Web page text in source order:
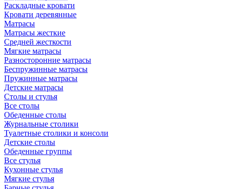
Раскладные кровати
Кровати деревянные
Матрасы
Матрасы жесткие
Средней жесткости
Мягкие матрасы
Разносторонние матрасы
Беспружинные матрасы
Пружинные матрасы
Детские матрасы
Столы и стулья
Все столы
Обеденные столы
Журнальные столики
Туалетные столики и консоли
Детские столы
Обеденные группы
Все стулья
Кухонные стулья
Мягкие стулья